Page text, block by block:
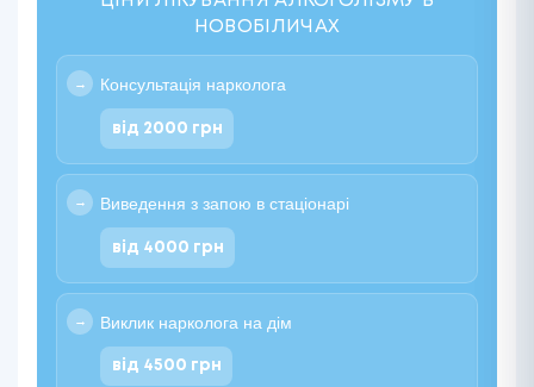
НОВОБІЛИЧАХ
Консультація нарколога
від 2000 грн
Виведення з запою в стаціонарі
від 4000 грн
Виклик нарколога на дім
від 4500 грн